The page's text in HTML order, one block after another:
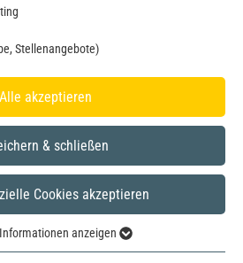
Stellenangebote)
Alle akzeptieren
& schließen
Cookies akzeptieren
anzeigen